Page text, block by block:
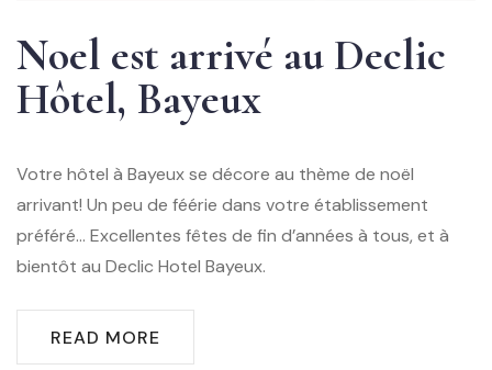
Noel est arrivé au Declic
Hôtel, Bayeux
Votre hôtel à Bayeux se décore au thème de noël
arrivant! Un peu de féérie dans votre établissement
préféré… Excellentes fêtes de fin d’années à tous, et à
bientôt au Declic Hotel Bayeux.
READ MORE